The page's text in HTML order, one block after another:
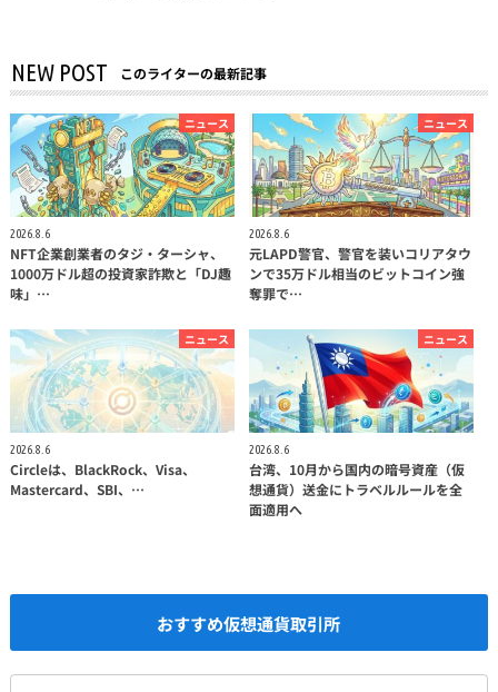
NEW POST このライターの最新記事
ニュース
2026.8.6
NFT企業創業者のタジ・ターシャ、
1000万ドル超の投資家詐欺と「DJ趣
味」…
ニュース
2026.8.6
元LAPD警官、警官を装いコリアタウ
ンで35万ドル相当のビットコイン強
奪罪で…
ニュース
2026.8.6
Circleは、BlackRock、Visa、
Mastercard、SBI、…
ニュース
2026.8.6
台湾、10月から国内の暗号資産（仮
想通貨）送金にトラベルルールを全
面適用へ
おすすめ仮想通貨取引所